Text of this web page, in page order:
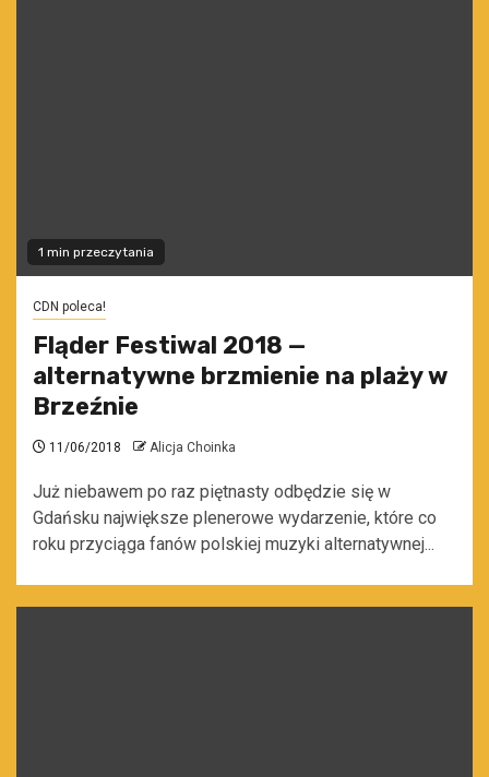
1 min przeczytania
CDN poleca!
Fląder Festiwal 2018 —
alternatywne brzmienie na plaży w
Brzeźnie
11/06/2018 Alicja Choinka
Już niebawem po raz piętnasty odbędzie się w
Gdańsku największe plenerowe wydarzenie, które co
roku przyciąga fanów polskiej muzyki alternatywnej...